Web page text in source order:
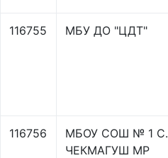
116755 МБУ ДО "ЦДТ"
116756
МБОУ СОШ № 1 С.
ЧЕКМАГУШ МР